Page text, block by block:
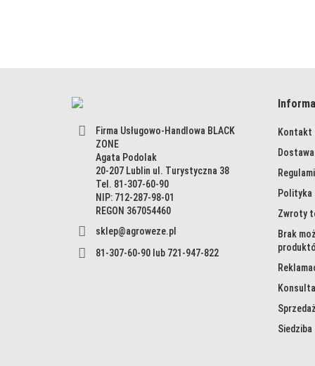
Firma Usługowo-Handlowa BLACK
ZONE
Agata Podolak
20-207 Lublin ul. Turystyczna 38
Tel. 81-307-60-90
NIP: 712-287-98-01
REGON 367054460
sklep@agroweze.pl
81-307-60-90 lub 721-947-822
Kontakt
Polityka
Zwroty
Brak
Siedziba